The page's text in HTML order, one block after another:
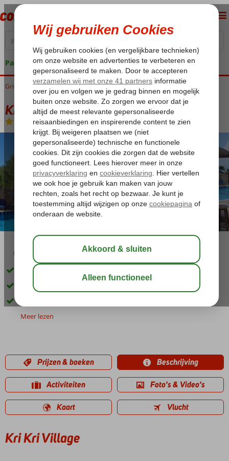
Pakketgarantie
Home
Griekenland Kreta Gournes Kri Kri Village
Kri Kri Village
Logies-Appartement
03:30
Kleinschalig appartementencomplex
Op ca. 150 m. van het strand
Meer lezen
Prijzen & boeken Beschrijving
Activiteiten Foto's & Video's
Kaart Vlucht
Kri Kri Village